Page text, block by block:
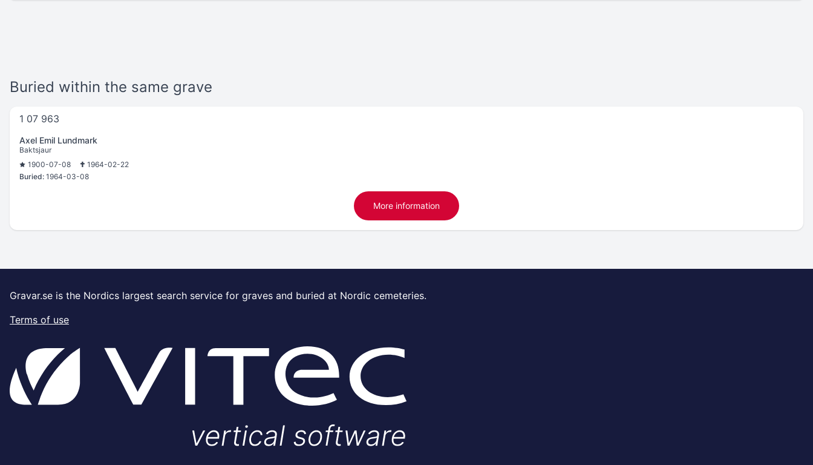
Buried within the same grave
1 07 963
Axel Emil Lundmark
Baktsjaur
1900-07-08
1964-02-22
Buried: 1964-03-08
More information
Gravar.se is the Nordics largest search service for graves and buried at Nordic cemeteries.
Terms of use